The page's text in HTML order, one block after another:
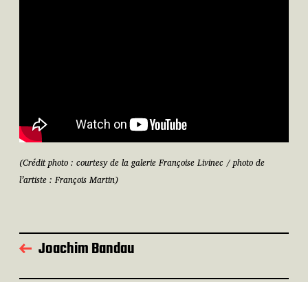
(Crédit photo : courtesy de la galerie Françoise Livinec / photo de
l’artiste : François Martin)
Joachim Bandau